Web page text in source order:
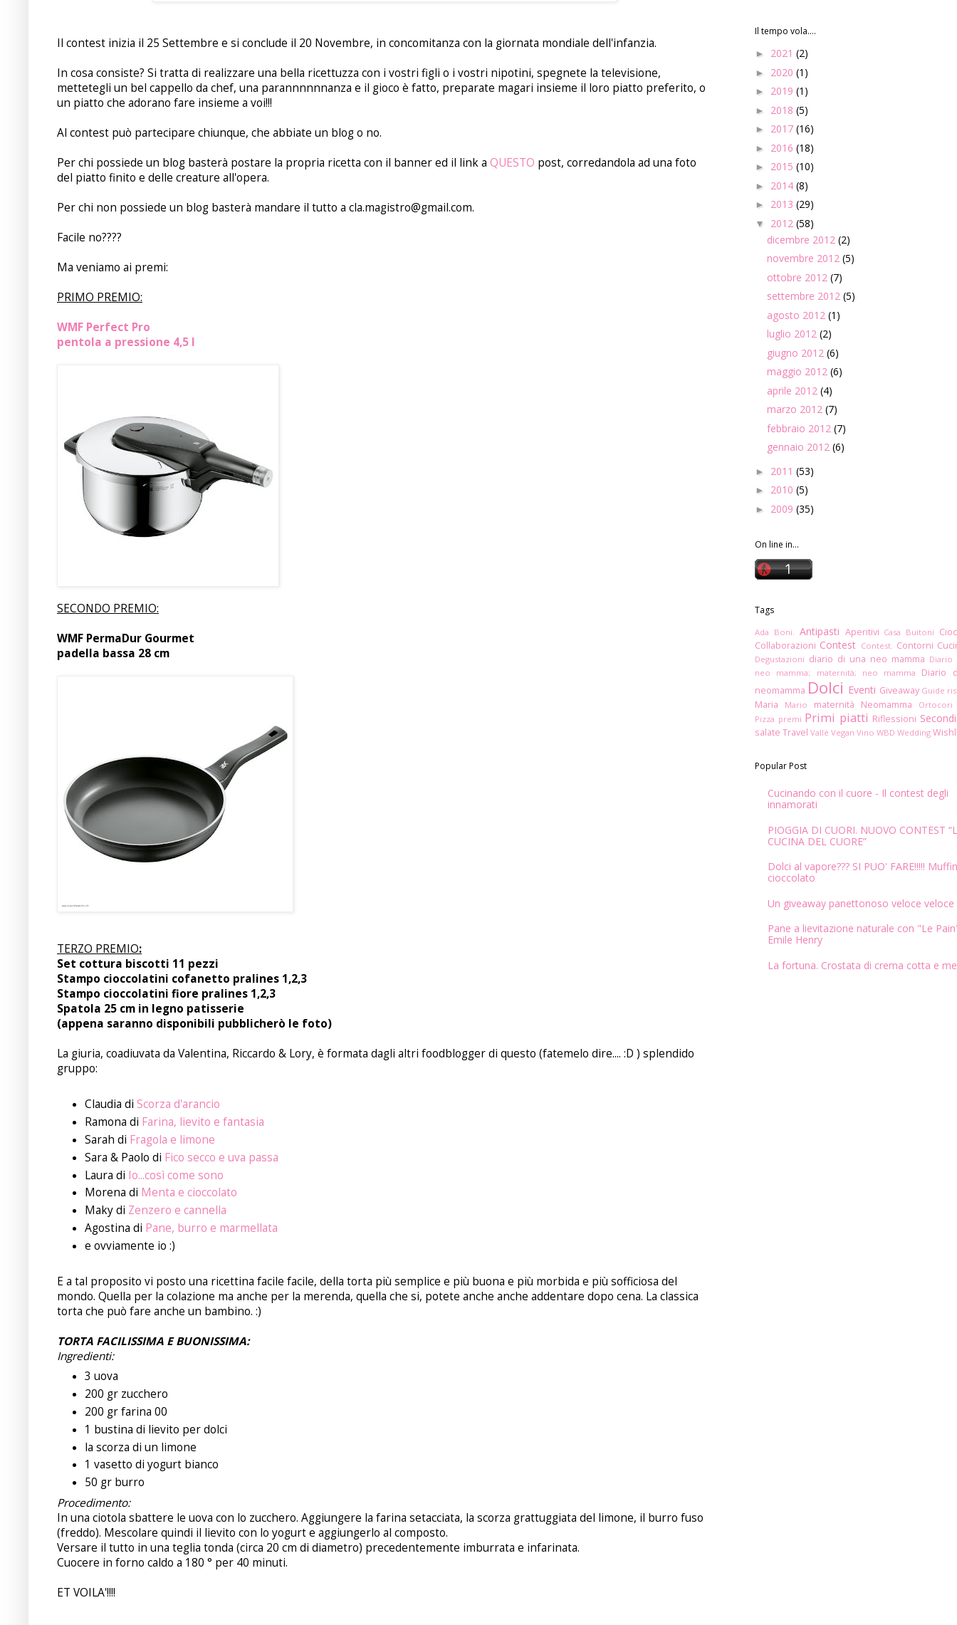
Il contest inizia il 25 Settembre e si conclude il 20 Novembre, in concomitanza con la giornata mondiale dell'infanzia.
In cosa consiste? Si tratta di realizzare una bella ricettuzza con i vostri figli o i vostri nipotini, spegnete la televisione,
mettetegli un bel cappello da chef, una parannnnnnanza e il gioco è fatto, preparate magari insieme il loro piatto preferito, o
un piatto che adorano fare insieme a voi!!!
Al contest può partecipare chiunque, che abbiate un blog o no.
Per chi possiede un blog basterà postare la propria ricetta con il banner ed il link a QUESTO post, corredandola ad una foto
del piatto finito e delle creature all'opera.
Per chi non possiede un blog basterà mandare il tutto a cla.magistro@gmail.com.
Facile no????
Ma veniamo ai premi:
PRIMO PREMIO:
WMF Perfect Pro
pentola a pressione 4,5 l
SECONDO PREMIO:
WMF PermaDur Gourmet
padella bassa 28 cm
TERZO PREMIO:
Set cottura biscotti 11 pezzi
Stampo cioccolatini cofanetto pralines 1,2,3
Stampo cioccolatini fiore pralines 1,2,3
Spatola 25 cm in legno patisserie
(appena saranno disponibili pubblicherò le foto)
La giuria, coadiuvata da Valentina, Riccardo & Lory, è formata dagli altri foodblogger di questo (fatemelo dire.... :D ) splendido
gruppo:
Claudia di Scorza d'arancio
Ramona di Farina, lievito e fantasia
Sarah di Fragola e limone
Sara & Paolo di Fico secco e uva passa
Laura di Io...così come sono
Morena di Menta e cioccolato
Maky di Zenzero e cannella
Agostina di Pane, burro e marmellata
e ovviamente io :)
E a tal proposito vi posto una ricettina facile facile, della torta più semplice e più buona e più morbida e più sofficiosa del
mondo. Quella per la colazione ma anche per la merenda, quella che si, potete anche anche addentare dopo cena. La classica
torta che può fare anche un bambino. :)
TORTA FACILISSIMA E BUONISSIMA:
Ingredienti:
3 uova
200 gr zucchero
200 gr farina 00
1 bustina di lievito per dolci
la scorza di un limone
1 vasetto di yogurt bianco
50 gr burro
Procedimento:
In una ciotola sbattere le uova con lo zucchero. Aggiungere la farina setacciata, la scorza grattuggiata del limone, il burro fuso
(freddo). Mescolare quindi il lievito con lo yogurt e aggiungerlo al composto.
Versare il tutto in una teglia tonda (circa 20 cm di diametro) precedentemente imburrata e infarinata.
Cuocere in forno caldo a 180 ° per 40 minuti.
ET VOILA'!!!!
Il tempo vola....
► 2021 (2)
► 2020 (1)
► 2019 (1)
► 2018 (5)
► 2017 (16)
► 2016 (18)
► 2015 (10)
► 2014 (8)
► 2013 (29)
▼ 2012 (58)
dicembre 2012 (2)
novembre 2012 (5)
ottobre 2012 (7)
settembre 2012 (5)
agosto 2012 (1)
luglio 2012 (2)
giugno 2012 (6)
maggio 2012 (6)
aprile 2012 (4)
marzo 2012 (7)
febbraio 2012 (7)
gennaio 2012 (6)
► 2011 (53)
► 2010 (5)
► 2009 (35)
On line in...
Tags
Ada Boni. Antipasti Aperitivi Casa Buitoni
Collaborazioni Contest Contest. Contorni
Degustazioni diario di una neo mamma Diario
neo mamma; maternità; neo mamma
Diario
neomamma Dolci Eventi Giveaway Guide
Maria Mario maternità Neomamma
Ortocori
Pizza premi Primi piatti Riflessioni Secondi
salate Travel Vallè Vegan Vino WBD Wedding
Popular Post
Cucinando con il cuore - Il contest degli
innamorati
PIOGGIA DI CUORI. NUOVO CONTEST
CUCINA DEL CUORE”
Dolci al vapore??? SI PUO' FARE!!!!!
cioccolato
Un giveaway panettonoso veloce veloce
Pane a lievitazione naturale con "Le
Emile Henry
La fortuna. Crostata di crema cotta e